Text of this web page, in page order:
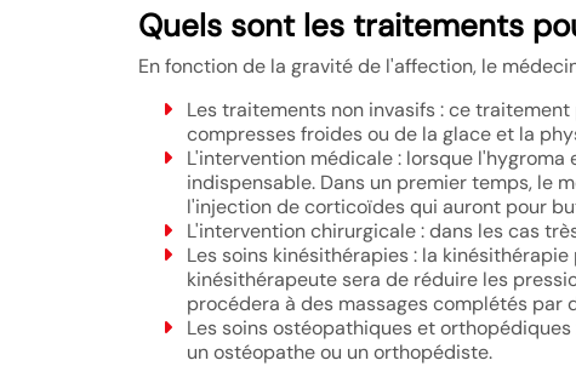
Quels sont les traitements
En fonction de la gravité de l'affection, le
Les traitements non invasifs : ce
compresses froides ou de la glace et la
L'intervention médicale : lorsque
indispensable. Dans un premier temps, le
l'injection de corticoïdes qui auront pour
L'intervention chirurgicale : dans les cas
Les soins kinésithérapies : la
kinésithérapeute sera de réduire les
procédera à des massages complétés
Les soins ostéopathiques et
un ostéopathe ou un orthopédiste.